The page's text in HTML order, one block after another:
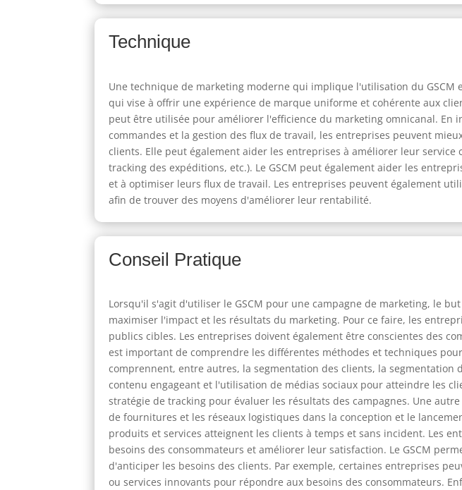
Technique
Une technique de marketing moderne qui implique l'utilisation du
qui vise à offrir une expérience de marque uniforme et cohérente aux
peut être utilisée pour améliorer l'efficience du marketing omnicanal. En
commandes et la gestion des flux de travail, les entreprises peuvent
clients. Elle peut également aider les entreprises à améliorer leur
tracking des expéditions, etc.). Le GSCM peut également aider les
et à optimiser leurs flux de travail. Les entreprises peuvent également
afin de trouver des moyens d'améliorer leur rentabilité.
Conseil Pratique
Lorsqu'il s'agit d'utiliser le GSCM pour une campagne de marketing, le
maximiser l'impact et les résultats du marketing. Pour ce faire, les
publics cibles. Les entreprises doivent également être conscientes des
est important de comprendre les différentes méthodes et techniques
comprennent, entre autres, la segmentation des clients, la
contenu engageant et l'utilisation de médias sociaux pour atteindre les
stratégie de tracking pour évaluer les résultats des campagnes. Une
de fournitures et les réseaux logistiques dans la conception et le
produits et services atteignent les clients à temps et sans incident. Les
besoins des consommateurs et améliorer leur satisfaction. Le GSCM
d'anticiper les besoins des clients. Par exemple, certaines entreprises
ou services innovants pour répondre aux besoins des consommateurs.